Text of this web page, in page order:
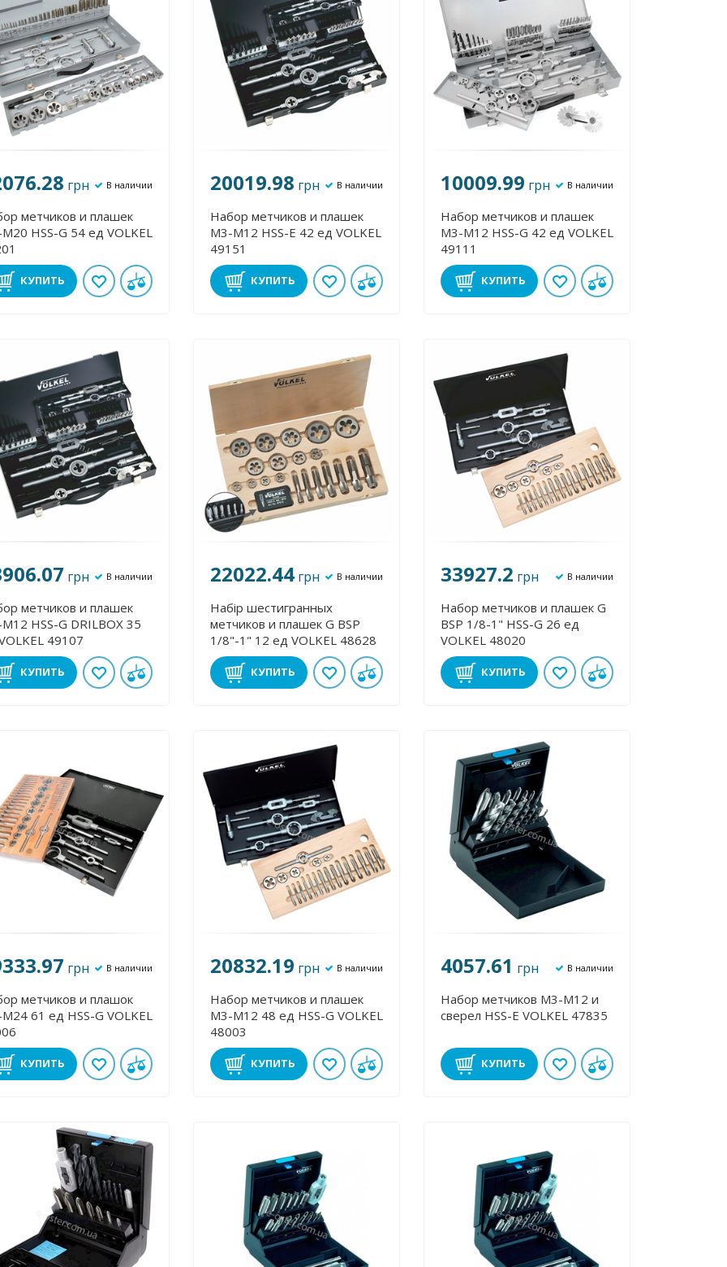
грн В наличии
метчиков и плашек
G 54 ед VOLKEL
КУПИТЬ
20019.98 грн В наличии
Набор метчиков и плашек
М3-М12 HSS-E 42 ед VOLKEL
49151
КУПИТЬ
10009.99 грн В наличии
Набор метчиков и плашек
М3-М12 HSS-G 42 ед VOLKEL
49111
КУПИТЬ
грн В наличии
метчиков и плашек
HSS-G DRІLBOX 35
49107
КУПИТЬ
22022.44 грн В наличии
Набір шестигранных
метчиков и плашек G BSP
1/8"-1" 12 ед VOLKEL 48628
КУПИТЬ
33927.2 грн В наличии
Набор метчиков и плашек G
BSP 1/8-1" HSS-G 26 ед
VOLKEL 48020
КУПИТЬ
грн В наличии
метчиков и плашок
G VOLKEL
КУПИТЬ
20832.19 грн В наличии
Набор метчиков и плашек
М3-М12 48 ед HSS-G VOLKEL
48003
КУПИТЬ
4057.61 грн В наличии
Набор метчиков М3-М12 и
сверел HSS-E VOLKEL 47835
КУПИТЬ